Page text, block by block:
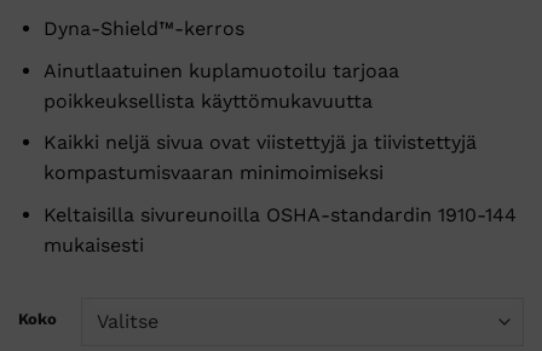
Dyna-Shield™-kerros
Ainutlaatuinen kuplamuotoilu tarjoaa
poikkeuksellista käyttömukavuutta
Kaikki neljä sivua ovat viistettyjä ja tiivistettyjä
kompastumisvaaran minimoimiseksi
Keltaisilla sivureunoilla OSHA-standardin 1910-144
mukaisesti
Koko